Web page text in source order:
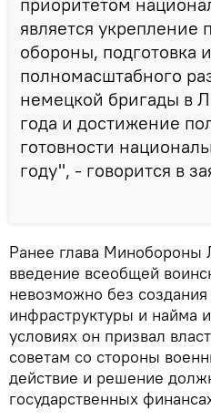
является укрепление
обороны, подготовка
полномасштабного
немецкой бригады в
года и достижение
готовности
году", - говорится в
Ранее глава Минобороны
введение всеобщей
невозможно без
инфраструктуры и найма
условиях он призвал
советам со стороны
действие и решение
государственных